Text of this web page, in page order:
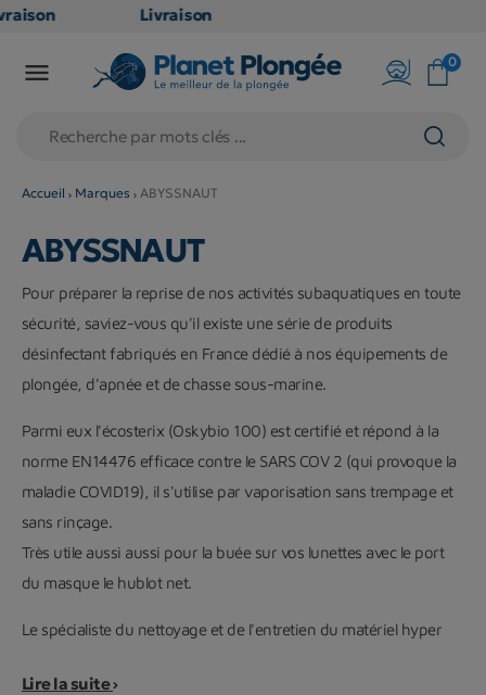
Livraison
en point
79€
(hors
long et
: non
éligibles)
 0
Accueil Marques ABYSSNAUT
ABYSSNAUT
Pour préparer la reprise de nos activités subaquatiques en toute
sécurité, saviez-vous qu'il existe une série de produits
désinfectant fabriqués en France dédié à nos équipements de
plongée, d'apnée et de chasse sous-marine.
Parmi eux l'écosterix (Oskybio 100) est certifié et répond à la
norme EN14476 efficace contre le SARS COV 2 (qui provoque la
maladie COVID19), il s'utilise par vaporisation sans trempage et
sans rinçage.
Très utile aussi aussi pour la buée sur vos lunettes avec le port
du masque le hublot net.
Le spécialiste du nettoyage et de l'entretien du matériel hyper
Lire la suite